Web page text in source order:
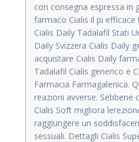
con consegna espressa in
farmaco Cialis il pi efficace
Cialis Daily Tadalafil Stati
Daily Svizzera Cialis Daily
acquistare Cialis Daily
Tadalafil Cialis generico e
Farmacia Farmagalenica.
reazioni avverse. Sebbene
Cialis Soft migliora
raggiungere un
sessuali. Dettagli Cialis